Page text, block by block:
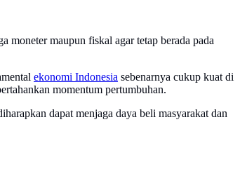
moneter maupun fiskal agar tetap berada pada
ekonomi Indonesia sebenarnya cukup kuat di
momentum pertumbuhan.
dapat menjaga daya beli masyarakat dan